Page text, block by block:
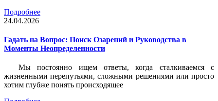
Подробнее
24.04.2026
Гадать на Вопрос: Поиск Озарений и Руководства в
Моменты Неопределенности
Мы постоянно ищем ответы, когда сталкиваемся с
жизненными перепутьями, сложными решениями или просто
хотим глубже понять происходящее